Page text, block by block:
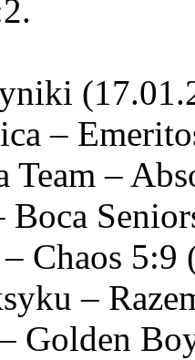
–
Team –
Boca
Chaos 5:9
–
Golden